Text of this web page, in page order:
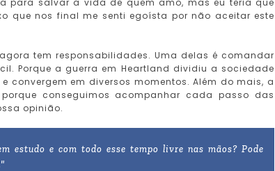
que nos final me senti egoísta por não aceitar este
tem responsabilidades. Uma delas é comandar
Porque a guerra em Heartland dividiu a sociedade
convergem em diversos momentos. Além do mais, a
conseguimos acompanhar cada passo das
opinião.
estudo e com todo esse tempo livre nas mãos? Pode